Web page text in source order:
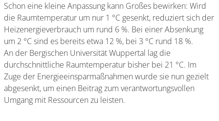
Schon eine kleine Anpassung kann Großes bewirken: Wird
die Raumtemperatur um nur 1 °C gesenkt, reduziert sich der
Heizenergieverbrauch um rund 6 %. Bei einer Absenkung
um 2 °C sind es bereits etwa 12 %, bei 3 °C rund 18 %.
An der Bergischen Universität Wuppertal lag die
durchschnittliche Raumtemperatur bisher bei 21 °C. Im
Zuge der Energieeinsparmaßnahmen wurde sie nun gezielt
abgesenkt, um einen Beitrag zum verantwortungsvollen
Umgang mit Ressourcen zu leisten.